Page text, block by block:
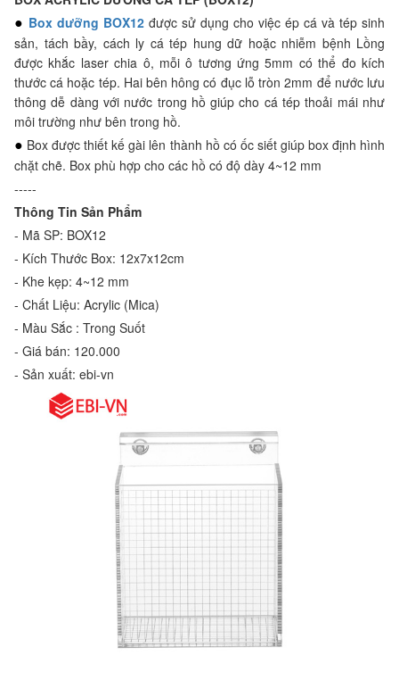
● Box dưỡng BOX12 được sử dụng cho việc ép cá và tép sinh
sản, tách bầy, cách ly cá tép hung dữ hoặc nhiễm bệnh Lồng
được khắc laser chia ô, mỗi ô tương ứng 5mm có thể đo kích
thước cá hoặc tép. Hai bên hông có đục lỗ tròn 2mm để nước lưu
thông dễ dàng với nước trong hồ giúp cho cá tép thoải mái như
môi trường như bên trong hồ.
● Box được thiết kế gài lên thành hồ có ốc siết giúp box định hình
chặt chẽ. Box phù hợp cho các hồ có độ dày 4~12 mm
-----
Thông Tin Sản Phẩm
- Mã SP: BOX12
- Kích Thước Box: 12x7x12cm
- Khe kẹp: 4~12 mm
- Chất Liệu: Acrylic (Mica)
- Màu Sắc : Trong Suốt
- Giá bán: 120.000
- Sản xuất: ebi-vn